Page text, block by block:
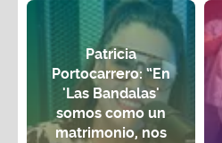
Patricia
Portocarrero: “En
'Las Bandalas'
somos como un
matrimonio, nos